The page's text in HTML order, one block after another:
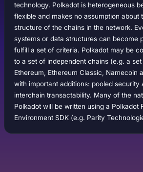
technology. Polkadot is heterogeneous
flexible and makes no assumption about
structure of the chains in the network.
systems or data structures can become
fulfill a set of criteria. Polkadot may be
to a set of independent chains (e.g. a
Ethereum, Ethereum Classic, Namecoin
with important additions: pooled security
interchain transactability. Many of the
Polkadot will be written using a Polkadot
Environment SDK (e.g. Parity